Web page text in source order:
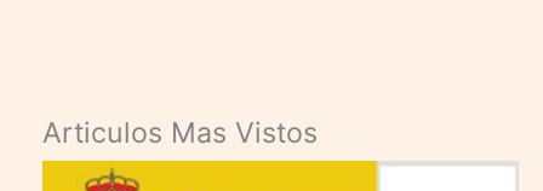
Articulos Mas Vistos